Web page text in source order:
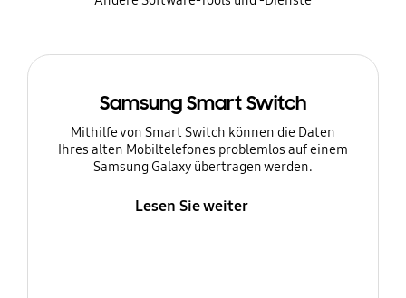
Samsung Smart Switch
Mithilfe von Smart Switch können die Daten
Ihres alten Mobiltelefones problemlos auf einem
Samsung Galaxy übertragen werden.
Lesen Sie weiter